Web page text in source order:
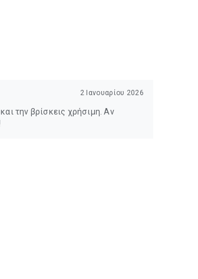
2 Ιανουαρίου 2026
την βρίσκεις χρήσιμη. Αν